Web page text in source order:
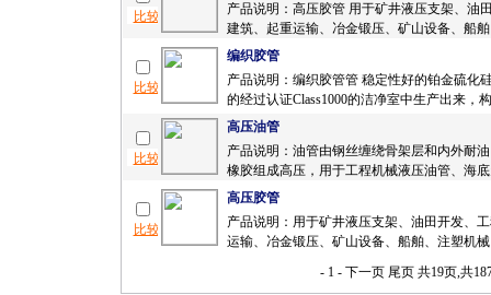
产品说明：高压胶管 用于矿井液压支架、油
建筑、起重运输、冶金锻压、矿山设备、船
编织胶管
产品说明：编织胶管管 稳定性好的铂金硫化
的经过认证Class1000的洁净室中生产出来，
高压油管
产品说明：油管由钢丝缠绕骨架层和内外耐
橡胶组成高压，用于工程机械液压油管、海
高压胶管
产品说明：用于矿井液压支架、油田开发、
运输、冶金锻压、矿山设备、船舶、注塑机
- 1 - 下一页 尾页共19页,共